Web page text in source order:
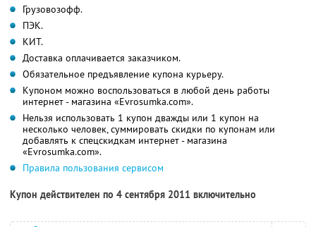
Грузовозофф.
ПЭК.
КИТ.
Доставка оплачивается заказчиком.
Обязательное предъявление купона курьеру.
Купоном можно воспользоваться в любой день работы
интернет - магазина «Evrosumka.com».
Нельзя использовать 1 купон дважды или 1 купон на
несколько человек, суммировать скидки по купонам или
добавлять к спецскидкам интернет - магазина
«Evrosumka.com».
Правила пользования сервисом
Купон действителен по 4 сентября 2011 включительно